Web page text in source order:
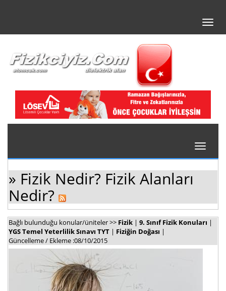
Toggle
» Fizik Nedir? Fizik Alanları
Nedir?
Bağlı bulunduğu konular/üniteler >> Fizik | 9. Sınıf Fizik Konuları |
YGS Temel Yeterlilik Sınavı TYT | Fiziğin Doğası |
Güncelleme / Ekleme :08/10/2015